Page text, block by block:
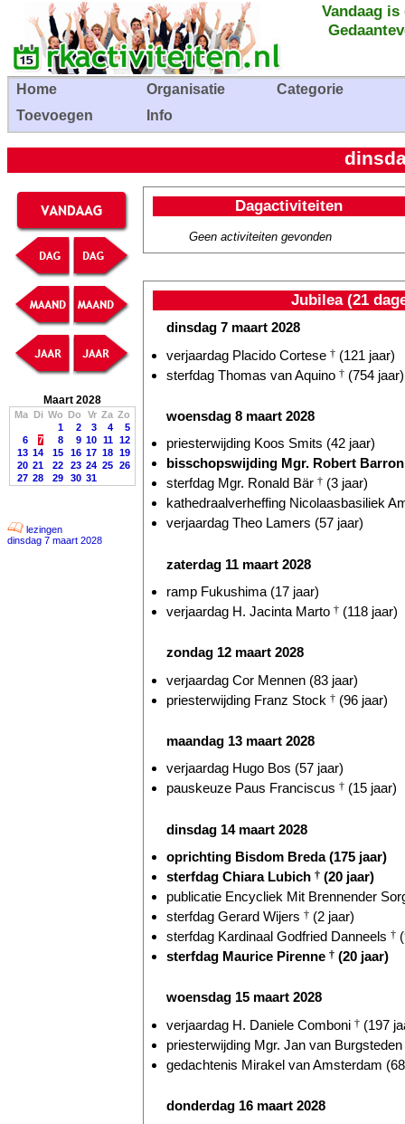
Vandaag
Home Organisatie
Categorie
Toevoegen
Info
Maart 2028
Ma Di Wo Do Vr Za Zo
1
2 3 4
5
6
7 8 9 10 11 12
13 14 15 16 17 18 19
20 21 22 23 24 25 26
27 28 29 30 31
lezingen
dinsdag 7 maart 2028
Dagactiviteiten
Geen activiteiten gevonden
Jubilea (21
dinsdag 7 maart 2028
verjaardag Placido Cortese † (121 jaar)
sterfdag Thomas van Aquino † (754 jaar)
woensdag 8 maart 2028
priesterwijding Koos Smits (42 jaar)
bisschopswijding Mgr. Robert
sterfdag Mgr. Ronald Bär † (3 jaar)
kathedraalverheffing Nicolaasbasiliek
verjaardag Theo Lamers (57 jaar)
zaterdag 11 maart 2028
ramp Fukushima (17 jaar)
verjaardag H. Jacinta Marto † (118 jaar)
zondag 12 maart 2028
verjaardag Cor Mennen (83 jaar)
priesterwijding Franz Stock † (96 jaar)
maandag 13 maart 2028
verjaardag Hugo Bos (57 jaar)
pauskeuze Paus Franciscus † (15 jaar)
dinsdag 14 maart 2028
oprichting Bisdom Breda (175 jaar)
sterfdag Chiara Lubich † (20 jaar)
publicatie Encycliek Mit Brennender
sterfdag Gerard Wijers † (2 jaar)
sterfdag Kardinaal Godfried Danneels †
sterfdag Maurice Pirenne † (20 jaar)
woensdag 15 maart 2028
verjaardag H. Daniele Comboni † (197
priesterwijding Mgr. Jan van
gedachtenis Mirakel van Amsterdam
donderdag 16 maart 2028